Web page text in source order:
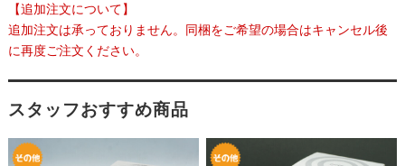
【追加注文について】
追加注文は承っておりません。同梱をご希望の場合はキャンセル後
に再度ご注文ください。
スタッフおすすめ商品